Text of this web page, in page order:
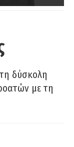
δύσκολη
με τη